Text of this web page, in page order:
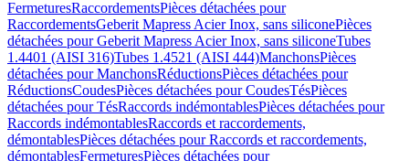
FermeturesRaccordementsPièces détachées pour
RaccordementsGeberit Mapress Acier Inox, sans siliconePièces
détachées pour Geberit Mapress Acier Inox, sans siliconeTubes
1.4401 (AISI 316)Tubes 1.4521 (AISI 444)ManchonsPièces
détachées pour ManchonsRéductionsPièces détachées pour
RéductionsCoudesPièces détachées pour CoudesTésPièces
détachées pour TésRaccords indémontablesPièces détachées pour
Raccords indémontablesRaccords et raccordements,
démontablesPièces détachées pour Raccords et raccordements,
démontablesFermeturesPièces détachées pour